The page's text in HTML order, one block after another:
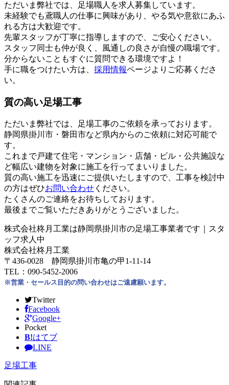
ただいま弊社では、足場職人を求人募集しています。
未経験でも鳶職人の仕事に興味があり、やる気や意欲にあふ
れる方は大歓迎です。
先輩スタッフが丁寧に指導しますので、ご安心ください。
スタッフ同士も仲が良く、風通しの良さが自慢の職場です。
分からないこともすぐに質問できる環境ですよ！
手に職をつけたい方は、 採用情報ページよりご応募くださ
い。
質の高い足場工事
ただいま弊社では、足場工事のご依頼を承っております。
静岡県掛川市・磐田市など県内からのご依頼に対応可能で
す。
これまで戸建て住宅・マンション・店舗・ビル・公共施設な
ど幅広い建物を対象に施工を行ってまいりました。
質の高い施工を迅速にご提供いたしますので、工事を検討中
の方はぜひお問い合わせ ください。
たくさんのご連絡をお待ちしております。
最後までご覧いただきありがとうございました。
株式会社柊月工業は静岡県掛川市の足場工事業者です｜スタ
ッフ求人中
株式会社柊月工業
〒436-0028 静岡県掛川市亀の甲1-11-14
TEL：090-5452-2006
※営業・セールス目的の問い合わせはご遠慮願います。
Twitter
Facebook
Google+
Pocket
B!はてブ
LINE
足場工事